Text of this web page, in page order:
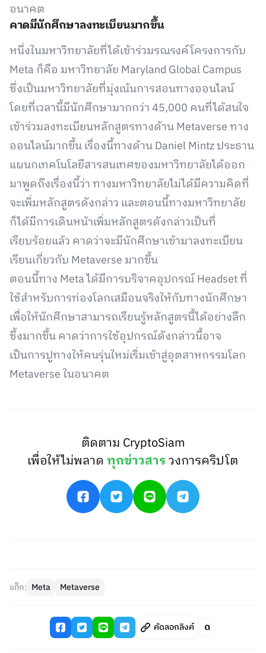
อนาคต
คาดมีนักศึกษาลงทะเบียนมากขึ้น
หนึ่งในมหาวิทยาลัยที่ได้เข้าร่วมรณรงค์โครงการกับ
Meta ก็คือ มหาวิทยาลัย Maryland Global Campus
ซึ่งเป็นมหาวิทยาลัยที่มุ่งเน้นการสอนทางออนไลน์
โดยที่เวลานี้มีนักศึกษามากกว่า 45,000 คนที่ได้สนใจ
เข้าร่วมลงทะเบียนหลักสูตรทางด้าน Metaverse ทาง
ออนไลน์มากขึ้น เรื่องนี้ทางด้าน Daniel Mintz ประธาน
แผนกเทคโนโลยีสารสนเทศของมหาวิทยาลัยได้ออก
มาพูดถึงเรื่องนี้ว่า ทางมหาวิทยาลัยไม่ได้มีความคิดที่
จะเพิ่มหลักสูตรดังกล่าว และตอนนี้ทางมหาวิทยาลัย
ก็ได้มีการเดินหน้าเพิ่มหลักสูตรดังกล่าวเป็นที่
เรียบร้อยแล้ว คาดว่าจะมีนักศึกษาเข้ามาลงทะเบียน
เรียนเกี่ยวกับ Metaverse มากขึ้น
ตอนนี้ทาง Meta ได้มีการบริจาคอุปกรณ์ Headset ที่
ใช้สำหรับการท่องโลกเสมือนจริงให้กับทางนักศึกษา
เพื่อให้นักศึกษาสามารถเรียนรู้หลักสูตรนี้ได้อย่างลึก
ซึ้งมากขึ้น คาดว่าการใช้อุปกรณ์ดังกล่าวนี้อาจ
เป็นการปูทางให้คนรุ่นใหม่เริ่มเข้าสู่อุตสาหกรรมโลก
Metaverse ในอนาคต
ติดตาม CryptoSiam
เพื่อให้ไม่พลาดทุกข่าวสารวงการคริปโต
แท็ก: Meta Metaverse
คัดลอกลิงค์